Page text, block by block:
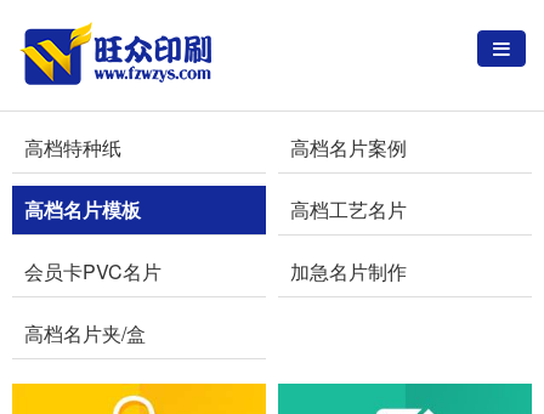
高档特种纸 高档名片案例
高档名片模板 高档工艺名片
会员卡PVC名片 加急名片制作
高档名片夹/盒